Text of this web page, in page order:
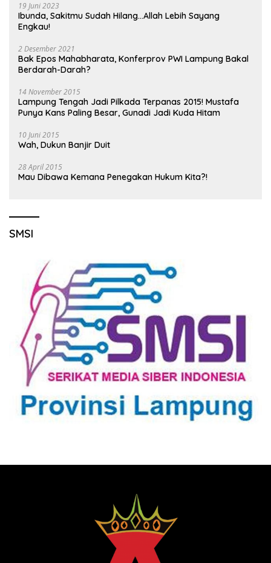
19 Juni 2023
Ibunda, Sakitmu Sudah Hilang…Allah Lebih Sayang
Engkau!
2 Desember 2021
Bak Epos Mahabharata, Konferprov PWI Lampung Bakal
Berdarah-Darah?
14 November 2015
Lampung Tengah Jadi Pilkada Terpanas 2015! Mustafa
Punya Kans Paling Besar, Gunadi Jadi Kuda Hitam
10 Juni 2015
Wah, Dukun Banjir Duit
28 April 2015
Mau Dibawa Kemana Penegakan Hukum Kita?!
SMSI